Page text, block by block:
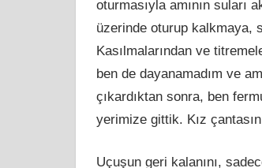
oturmasıyla amının suları
üzerinde oturup kalkmaya,
Kasılmalarından ve
ben de dayanamadım ve
çıkardıktan sonra, ben
yerimize gittik. Kız
Uçuşun geri kalanını,